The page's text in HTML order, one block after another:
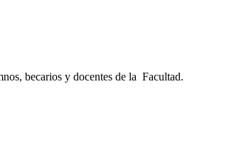
becarios y docentes de la Facultad.